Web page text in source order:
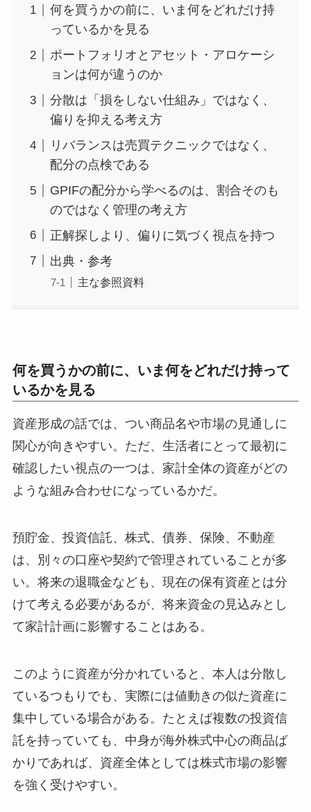
何を買うかの前に、いま何をどれだけ持
っているかを見る
ポートフォリオとアセット・アロケーシ
ョンは何が違うのか
分散は「損をしない仕組み」ではなく、
偏りを抑える考え方
リバランスは売買テクニックではなく、
配分の点検である
GPIFの配分から学べるのは、割合そのも
のではなく管理の考え方
正解探しより、偏りに気づく視点を持つ
出典・参考
主な参照資料
何を買うかの前に、いま何をどれだけ持って
いるかを見る
資産形成の話では、つい商品名や市場の見通しに
関心が向きやすい。ただ、生活者にとって最初に
確認したい視点の一つは、家計全体の資産がどの
ような組み合わせになっているかだ。
預貯金、投資信託、株式、債券、保険、不動産
は、別々の口座や契約で管理されていることが多
い。将来の退職金なども、現在の保有資産とは分
けて考える必要があるが、将来資金の見込みとし
て家計計画に影響することはある。
このように資産が分かれていると、本人は分散し
ているつもりでも、実際には値動きの似た資産に
集中している場合がある。たとえば複数の投資信
託を持っていても、中身が海外株式中心の商品ば
かりであれば、資産全体としては株式市場の影響
を強く受けやすい。